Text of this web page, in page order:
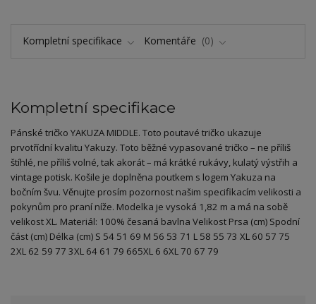
Kompletní specifikace Komentáře 0
Kompletní specifikace
Pánské tričko YAKUZA MIDDLE. Toto poutavé tričko ukazuje
prvotřídní kvalitu Yakuzy. Toto běžné vypasované tričko – ne příliš
štíhlé, ne příliš volné, tak akorát – má krátké rukávy, kulatý výstřih a
vintage potisk. Košile je doplněna poutkem s logem Yakuza na
bočním švu. Věnujte prosím pozornost našim specifikacím velikosti a
pokynům pro praní níže. Modelka je vysoká 1,82 m a má na sobě
velikost XL. Materiál: 100% česaná bavlna Velikost Prsa (cm) Spodní
část (cm) Délka (cm) S 54 51 69 M 56 53 71 L 58 55 73 XL 60 57 75
2XL 62 59 77 3XL 64 61 79 665XL 6 6XL 70 67 79